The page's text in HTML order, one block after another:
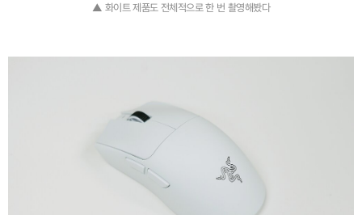
▲ 화이트 제품도 전체적으로 한 번 촬영해봤다